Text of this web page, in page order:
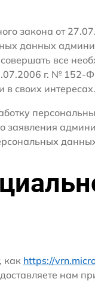
закона от
данных
все
г. №
в своих интересах.
как https://
нам